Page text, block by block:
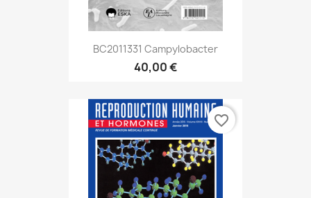
BC2011331 Campylobacter
40,00 €
favorite_border